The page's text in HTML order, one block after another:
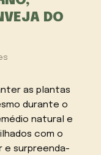
DO
as plantas
durante o
natural e
com o
e surpreenda-